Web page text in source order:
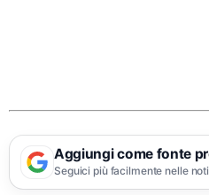
Aggiungi come fonte
Seguici più facilmente nelle